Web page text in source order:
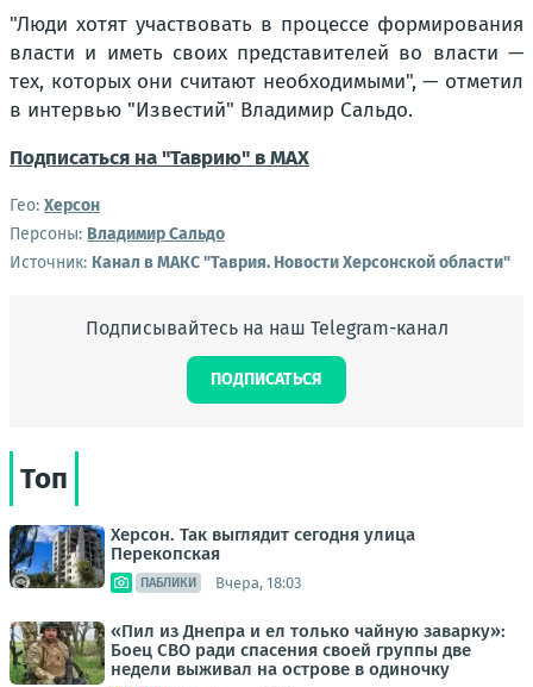
"Люди хотят участвовать в процессе формирования
власти и иметь своих представителей во власти —
тех, которых они считают необходимыми", — отметил
в интервью "Известий" Владимир Сальдо.
Подписаться на "Таврию" в MAX
Гео: Херсон
Персоны: Владимир Сальдо
Источник: Канал в МАКС "Таврия. Новости Херсонской области"
Подписывайтесь на наш Telegram-канал
ПОДПИСАТЬСЯ
Топ
Херсон. Так выглядит сегодня улица
Перекопская
ПАБЛИКИ Вчера, 18:03
«Пил из Днепра и ел только чайную заварку»:
Боец СВО ради спасения своей группы две
недели выживал на острове в одиночку